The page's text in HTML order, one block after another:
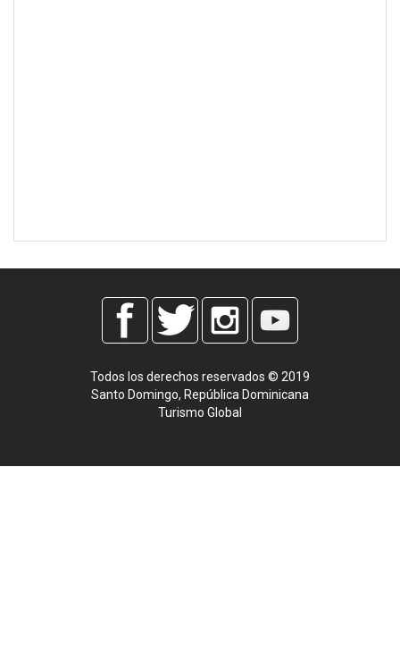
Todos los derechos reservados © 2019
Santo Domingo, República Dominicana
Turismo Global